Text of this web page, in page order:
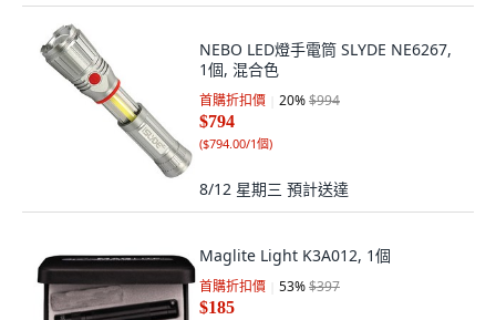
NEBO LED燈手電筒 SLYDE NE6267,
1個, 混合色
首購折扣價 20%$994
$794
($794.00/1個)
8/12 星期三 預計送達
Maglite Light K3A012, 1個
首購折扣價 53%$397
$185